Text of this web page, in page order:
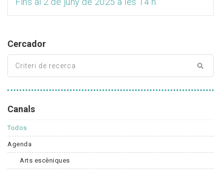
Cercador
Canals
Todos
Agenda
Arts escèniques